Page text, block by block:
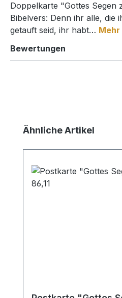
Doppelkarte "Gottes
Bibelvers: Denn ihr alle, die
getauft seid, ihr habt… Mehr
Bewertungen
Produktgalerie
Ähnliche Artikel